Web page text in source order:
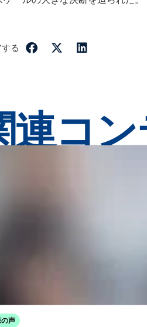
る
連コ
声